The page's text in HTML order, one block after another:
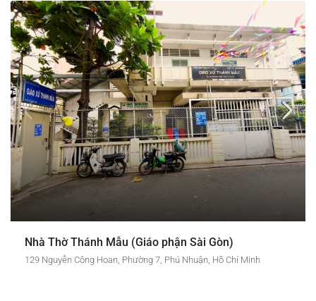
Nhà Thờ Thánh Mẫu (Giáo phận Sài Gòn)
129 Nguyễn Công Hoan, Phường 7, Phú Nhuận, Hồ Chí Minh